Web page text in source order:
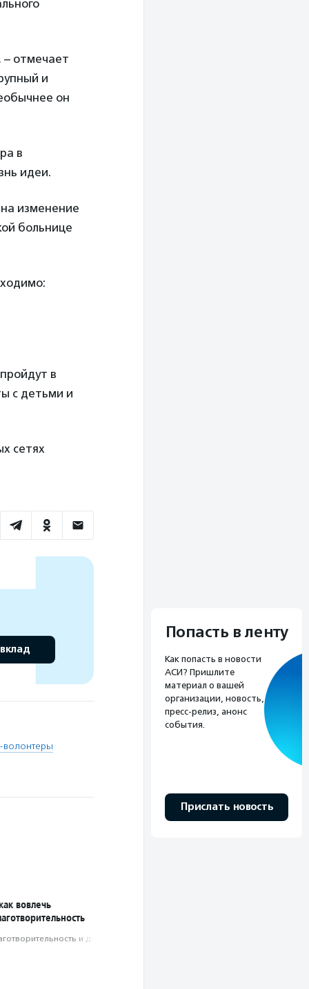
– отмечает
и
он
в
идеи.
изменение
больнице
в
с детьми и
сетях
волонтеры
вовлечь
и доброволь­чест­во
Попасть в ленту
Как попасть в новости
АСИ? Пришлите
материал о вашей
организации, новость,
пресс-релиз, анонс
события.
Прислать новость